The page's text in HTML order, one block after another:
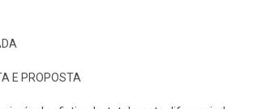
E PROPOSTA